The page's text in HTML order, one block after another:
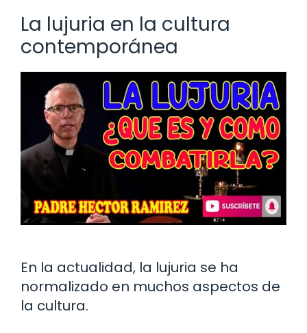
La lujuria en la cultura
contemporánea
En la actualidad, la lujuria se ha
normalizado en muchos aspectos de
la cultura.